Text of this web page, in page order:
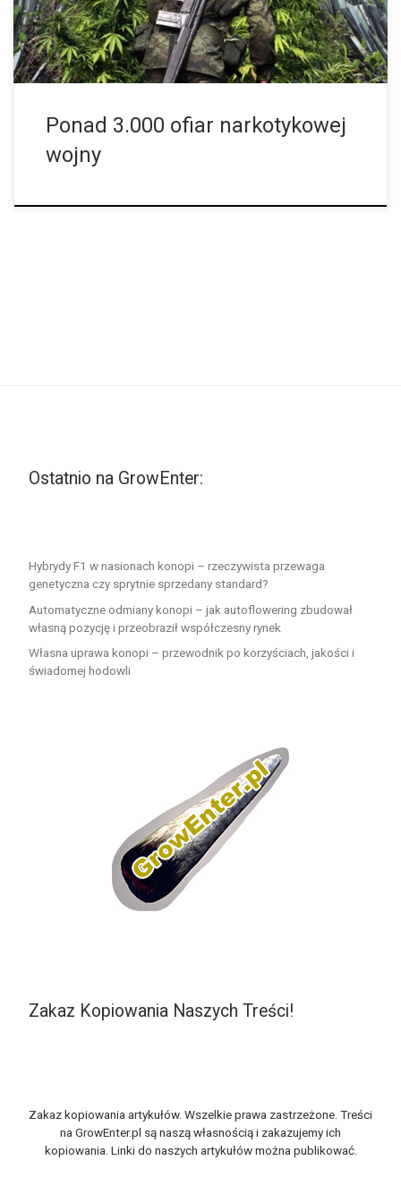
Ponad 3.000 ofiar narkotykowej
wojny
Ostatnio na GrowEnter:
Hybrydy F1 w nasionach konopi – rzeczywista przewaga
genetyczna czy sprytnie sprzedany standard?
Automatyczne odmiany konopi – jak autoflowering zbudował
własną pozycję i przeobraził współczesny rynek
Własna uprawa konopi – przewodnik po korzyściach, jakości i
świadomej hodowli
Zakaz Kopiowania Naszych Treści!
Zakaz kopiowania artykułów. Wszelkie prawa zastrzeżone. Treści
na GrowEnter.pl są naszą własnością i zakazujemy ich
kopiowania. Linki do naszych artykułów można publikować.